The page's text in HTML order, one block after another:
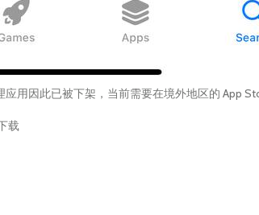
用因此已被下架，当前需要在境外地区的 App
载